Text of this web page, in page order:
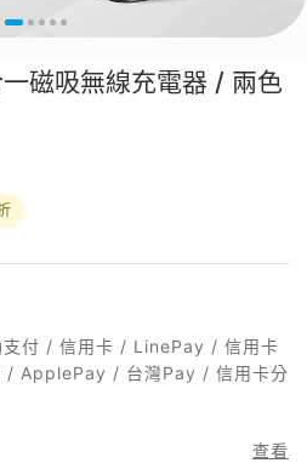
磁吸無線充電器 / 兩色
付 / 信用卡 / LinePay / 信用卡
/ ApplePay / 台灣Pay / 信用卡分
查看